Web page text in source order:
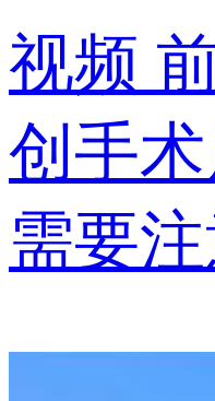
视频
创手
需要